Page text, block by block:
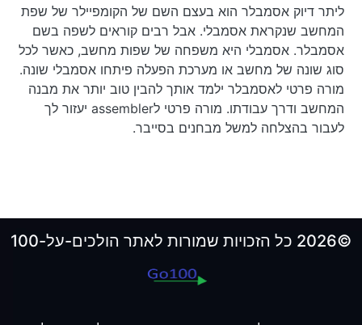
ליתר דיוק אסמבלר הוא בעצם השם של הקומפיילר של שפת
המחשב שנקראת אסמבלי. אבל רבים קוראים לשפה בשם
אסמבלר. אסמבלי היא משפחה של שפות מחשב, כאשר לכל
סוג שונה של מחשב או מערכת הפעלה פיתחו אסמבלי שונה.
מורה פרטי לאסמבלר ילמד אותך להבין טוב יותר את מבנה
המחשב ודרך עבודתו. מורה פרטי לassembler יעזור לך
לעבור בהצלחה למשל מבחנים בסייבר.
©2026 כל הזכויות שמורות לאתר הולכים-על-100